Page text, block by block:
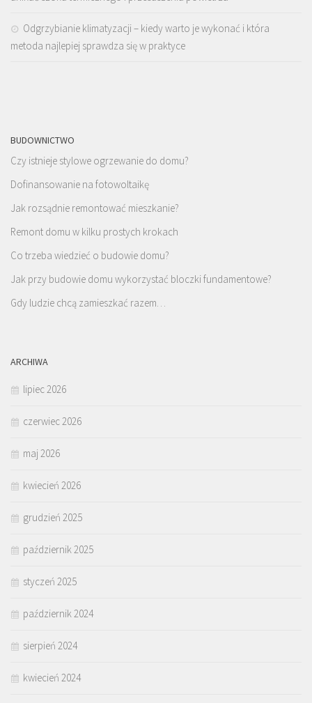
Odgrzybianie klimatyzacji – kiedy warto je wykonać i która
metoda najlepiej sprawdza się w praktyce
BUDOWNICTWO
Czy istnieje stylowe ogrzewanie do domu?
Dofinansowanie na fotowoltaikę
Jak rozsądnie remontować mieszkanie?
Remont domu w kilku prostych krokach
Co trzeba wiedzieć o budowie domu?
Jak przy budowie domu wykorzystać bloczki fundamentowe?
Gdy ludzie chcą zamieszkać razem…
ARCHIWA
lipiec 2026
czerwiec 2026
maj 2026
kwiecień 2026
grudzień 2025
październik 2025
styczeń 2025
październik 2024
sierpień 2024
kwiecień 2024